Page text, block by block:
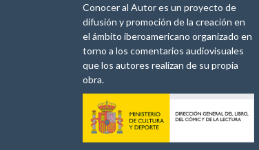
Conocer al Autor es un proyecto de
difusión y promoción de la creación en
el ámbito iberoamericano organizado en
torno a los comentarios audiovisuales
que los autores realizan de su propia
obra.